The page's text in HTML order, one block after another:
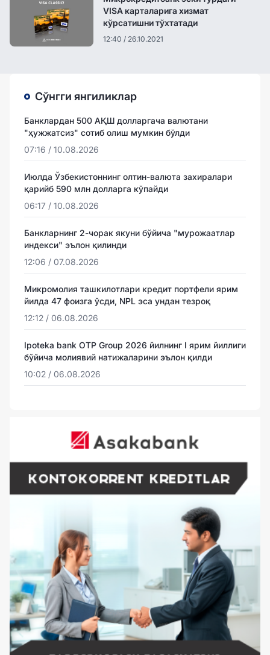
VISA карталарига хизмат
кўрсатишни тўхтатади
12:40 / 26.10.2021
Сўнгги янгиликлар
Банклардан 500 АҚШ долларгача валютани
"ҳужжатсиз" сотиб олиш мумкин бўлди
07:16 / 10.08.2026
Июлда Ўзбекистоннинг олтин-валюта захиралари
қарийб 590 млн долларга кўпайди
06:17 / 10.08.2026
Банкларнинг 2-чорак якуни бўйича "мурожаатлар
индекси" эълон қилинди
12:06 / 07.08.2026
Микромолия ташкилотлари кредит портфели ярим
йилда 47 фоизга ўсди, NPL эса ундан тезроқ
12:12 / 06.08.2026
Ipoteka bank OTP Group 2026 йилнинг I ярим йиллиги
бўйича молиявий натижаларини эълон қилди
10:02 / 06.08.2026